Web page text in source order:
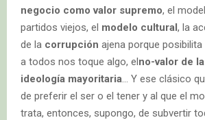
negocio como valor supremo, el
partidos viejos, el modelo cultural, la
de la corrupción ajena porque
a todos nos toque algo, elno-valor de
ideología mayoritaria… Y ese clásico
de preferir el ser o el tener y al que el
trata, entonces, supongo, de subvertir